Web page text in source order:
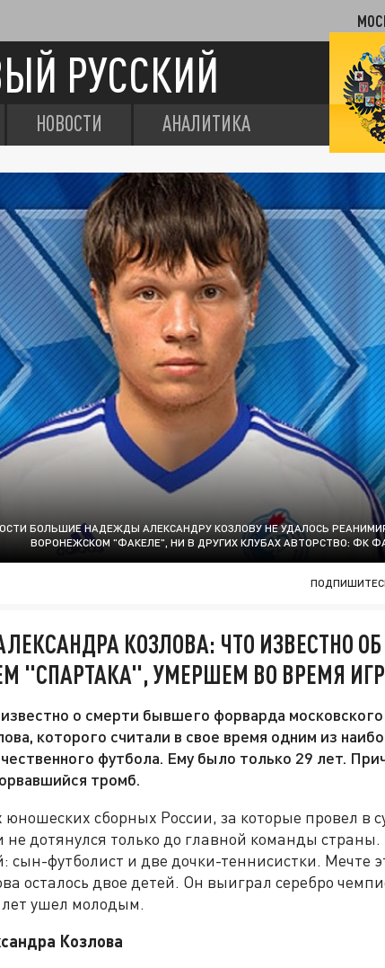
РУССКИЙ
НОВОСТИ АНАЛИТИКА
БОЛЬШИЕ НАДЕЖДЫ АЛЕКСАНДРУ КОЗЛОВУ НЕ УДАЛОСЬ
ВОРОНЕЖСКОМ "ФАКЕЛЕ", НИ В ДРУГИХ КЛУБАХ АВТОРСТВО: ФК
КОЗЛОВА: ЧТО ИЗВЕСТНО
"СПАРТАКА", УМЕРШЕМ ВО ВРЕМЯ
о смерти бывшего форварда
которого считали в свое время одним из
футбола. Ему было только 29 лет.
тромб.
юношеских сборных России, за которые провел в
не дотянулся только до главной команды
сын-футболист и две дочки-теннисистки. Мечте
осталось двое детей. Он выиграл серебро
лет ушел молодым.
Козлова